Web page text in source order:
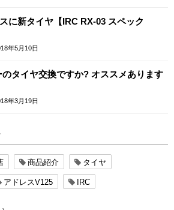
に新タイヤ【IRC RX-03 スペック
年5月10日
のタイヤ交換ですか? オススメあります
年3月19日
商品紹介 タイヤ
アドレスV125 IRC